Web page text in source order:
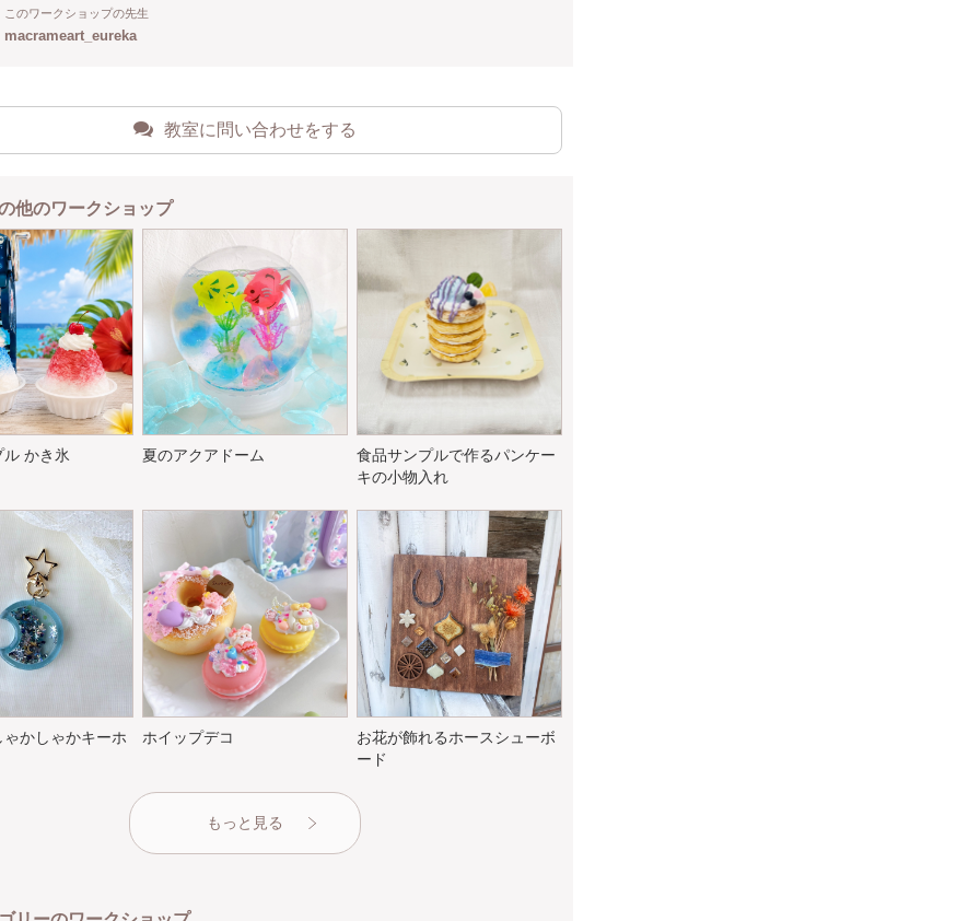
このワークショップの先生
macrameart_eureka
教室に問い合わせをする
他のワークショップ
ル かき氷 夏のアクアドーム
食品サンプルで作るパンケー
キの小物入れ
かしゃかキーホ ホイップデコ
お花が飾れるホースシューボ
ード
もっと見る